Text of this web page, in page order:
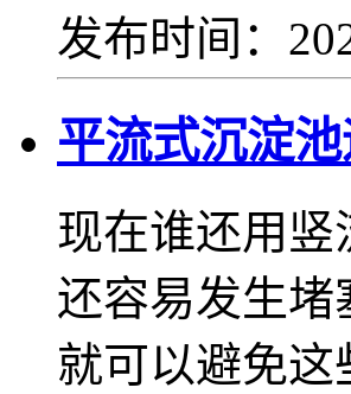
发布时间：
平流式沉淀
现在谁还用
还容易发生
就可以避免